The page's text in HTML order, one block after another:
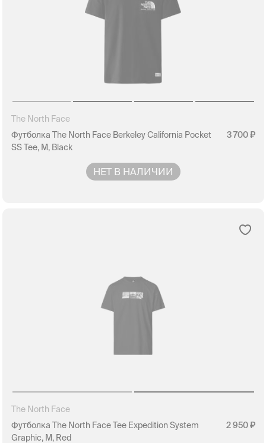
The North Face
Футболка The North Face Berkeley California Pocket
SS Tee, M, Black
3 700
НЕТ В НАЛИЧИИ
The North Face
Футболка The North Face Tee Expedition System
Graphic, M, Red
2 950